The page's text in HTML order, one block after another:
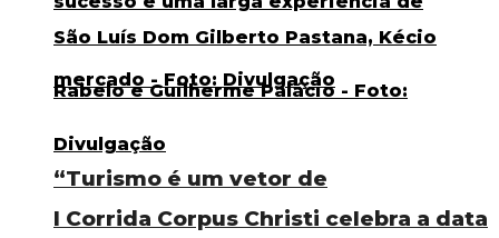
I Corrida Corpus Christi celebra a data
“Turismo é um vetor de